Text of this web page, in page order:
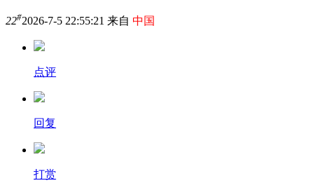
22#2026-7-5 22:55:21 来自 中国
点评
回复
打赏